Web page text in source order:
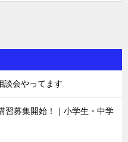
談会やってます
習募集開始！｜小学生・中学